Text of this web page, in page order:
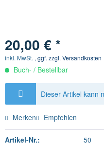
20,00 € *
inkl. MwSt. , ggf. zzgl. Versandkosten
Buch- / Bestellbar
Dieser Artikel kann
Merken Empfehlen
Artikel-Nr.: 50